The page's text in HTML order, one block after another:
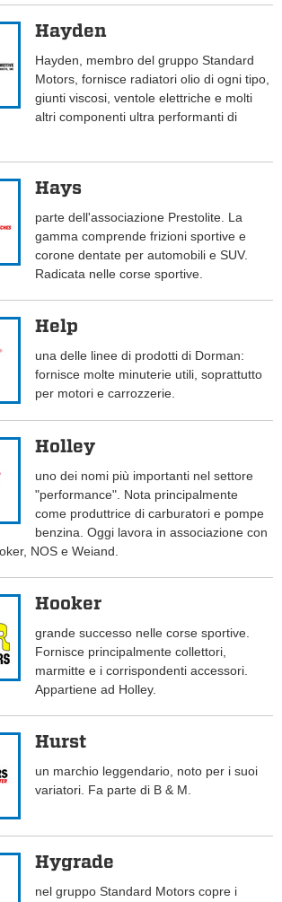
Hayden
Hayden, membro del gruppo Standard
Motors, fornisce radiatori olio di ogni tipo,
giunti viscosi, ventole elettriche e molti
altri componenti ultra performanti di
Hays
parte dell'associazione Prestolite. La
gamma comprende frizioni sportive e
corone dentate per automobili e SUV.
Radicata nelle corse sportive.
Help
una delle linee di prodotti di Dorman:
fornisce molte minuterie utili, soprattutto
per motori e carrozzerie.
Holley
uno dei nomi più importanti nel settore
"performance". Nota principalmente
come produttrice di carburatori e pompe
benzina. Oggi lavora in associazione con
NOS e Weiand.
Hooker
grande successo nelle corse sportive.
Fornisce principalmente collettori,
marmitte e i corrispondenti accessori.
Appartiene ad Holley.
Hurst
un marchio leggendario, noto per i suoi
variatori. Fa parte di B & M.
Hygrade
nel gruppo Standard Motors copre i